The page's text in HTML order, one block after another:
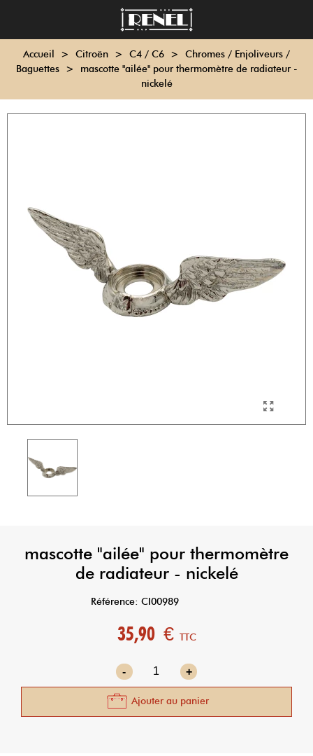
Accueil > Citroën > C4 / C6 >
Chromes / Enjoliveurs /
Baguettes
>
mascotte "ailée" pour thermomètre de radiateur -
nickelé
mascotte "ailée" pour thermomètre
de radiateur - nickelé
Référence: CI00989
35,90 € TTC
- +
Ajouter au panier